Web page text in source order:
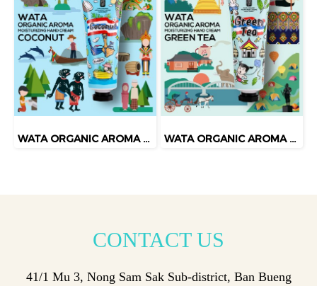
WATA ORGANIC AROMA MOISTURIZING HAND CREAM COCONUT WATA ORGANIC AROMA MOISTURIZING HAND CREAM GREEN TEA
CONTACTUS
41/1 Mu 3, Nong Sam Sak Sub-district, Ban Bueng